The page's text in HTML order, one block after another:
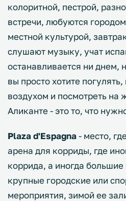
колоритной, пестрой,
встречи, любуются
местной культурой,
слушают музыку, учат
останавливается ни днем,
вы просто хотите
воздухом и посмотреть на
Аликанте - это то, что
Plaza d'Espagna- место,
арена для корриды, где
коррида, а иногда
крупные городские или
мероприятия, зимой ее